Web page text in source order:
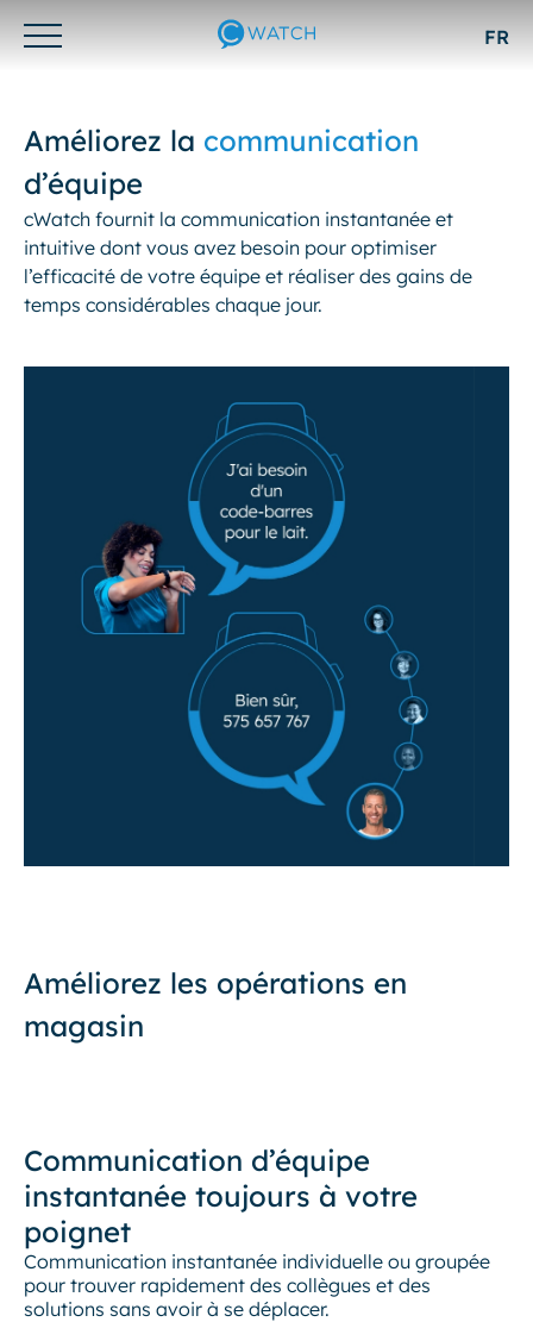
Otwórz/zamknij
FR
Améliorez la communication
d’équipe
cWatch fournit la communication instantanée et
intuitive dont vous avez besoin pour optimiser
l’efficacité de votre équipe et réaliser des gains de
temps considérables chaque jour.
Améliorez les opérations en
magasin
Communication d’équipe
instantanée toujours à votre
poignet
Communication instantanée individuelle ou groupée
pour trouver rapidement des collègues et des
solutions sans avoir à se déplacer.